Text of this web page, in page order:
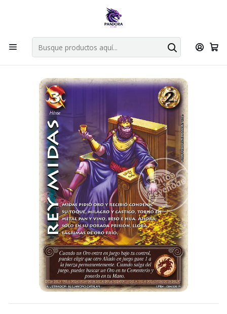
Por compras en cartas singles superiores a 49.990 el envio es
Explorar singles
Inicio Juegos de cartas TCG Mitos y Leyendas TCG
Singles Primer Bloque MYL Aliado REY MIDAS - LPB4 - REAL